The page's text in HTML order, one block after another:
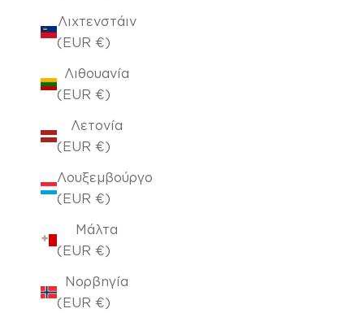
Λιχτενστάιν
(EUR €)
Λιθουανία
(EUR €)
Λετονία
(EUR €)
Λουξεμβούργο
(EUR €)
Μάλτα
(EUR €)
Νορβηγία
(EUR €)